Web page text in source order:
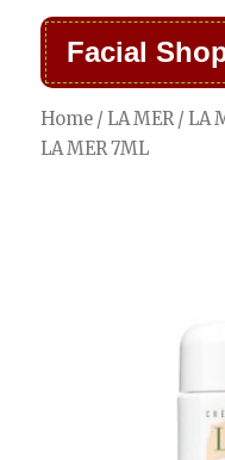
Facial
Home / LA MER/ LA
LA MER 7ML